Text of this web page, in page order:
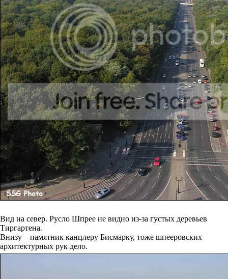
Вид на север. Русло Шпрее не видно из-за густых деревьев
Тиргартена.
Внизу – памятник канцлеру Бисмарку, тоже шпееровских
архитектурных рук дело.